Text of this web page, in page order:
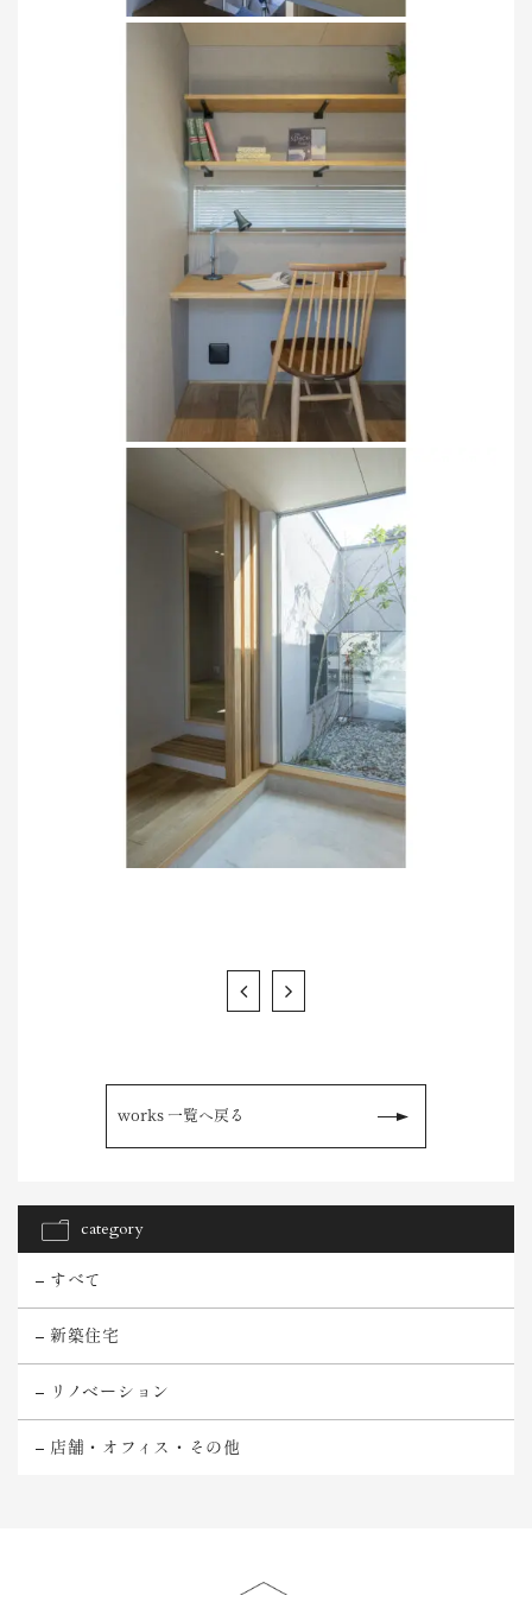
works 一覧へ戻る
category
すべて
新築住宅
リノベーション
店舗・オフィス・その他